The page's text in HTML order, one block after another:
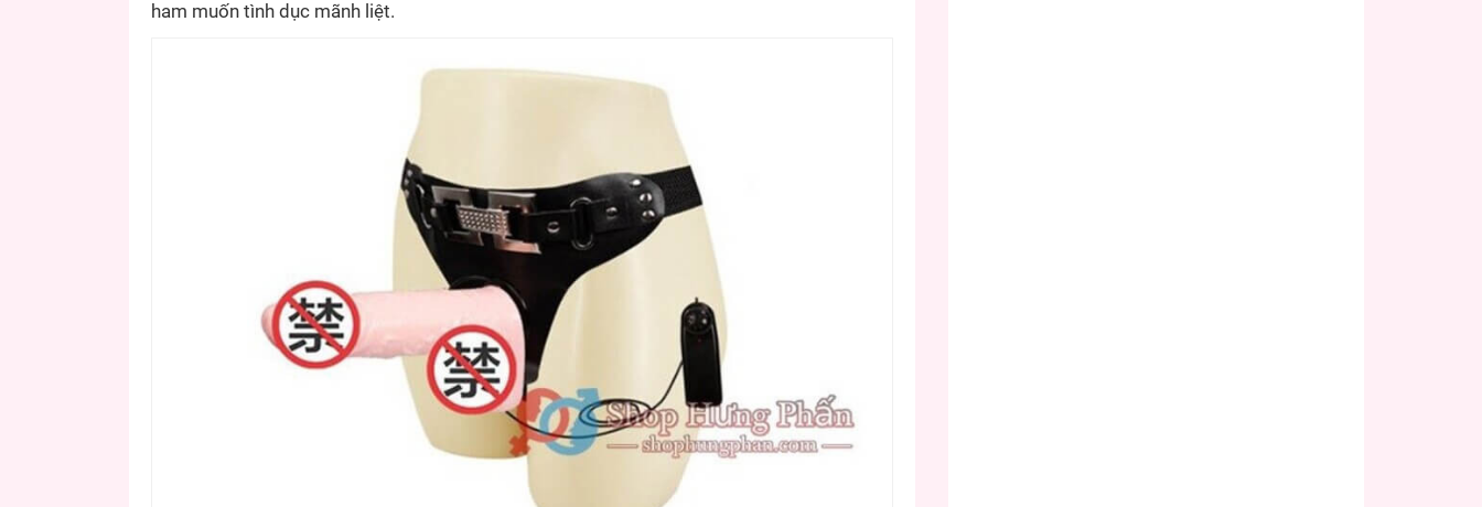
ham muốn tình dục mãnh liệt.